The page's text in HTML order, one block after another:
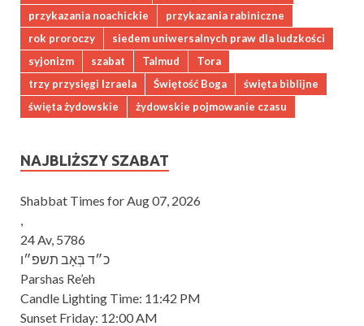
przykazania noachickie
przykazania rabiniczne
rok proroczy
siedem uniwersalnych praw dla ludzkości
syjonizm
szabat Talmud
Tora
trzy przysięgi Izraela
Świętość Boga
święta biblijne
święta żydowskie
żydowskie pojmowanie czasu
NAJBLIŻSZY SZABAT
Shabbat Times for Aug 07, 2026
24 Av, 5786
כ״ד בְּאָב תשפ״ו
Parshas Re’eh
Candle Lighting Time: 11:42 PM
Sunset Friday: 12:00 AM